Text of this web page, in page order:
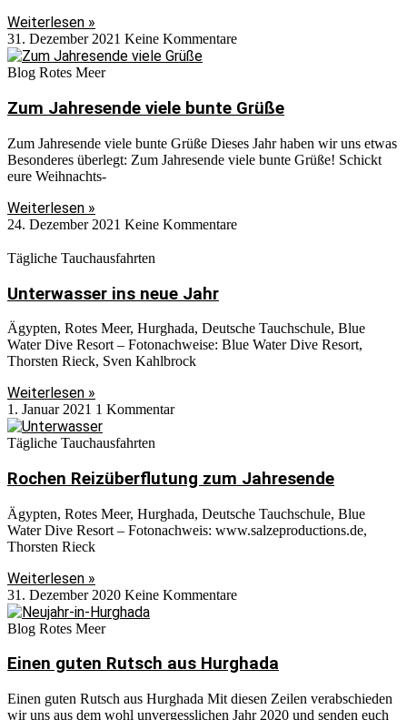
Weiterlesen »
31. Dezember 2021 Keine Kommentare
Blog Rotes Meer
Zum Jahresende viele bunte Grüße
Zum Jahresende viele bunte Grüße Dieses Jahr haben wir uns etwas
Besonderes überlegt: Zum Jahresende viele bunte Grüße! Schickt
eure Weihnachts-
Weiterlesen »
24. Dezember 2021 Keine Kommentare
Tägliche Tauchausfahrten
Unterwasser ins neue Jahr
Ägypten, Rotes Meer, Hurghada, Deutsche Tauchschule, Blue
Water Dive Resort – Fotonachweise: Blue Water Dive Resort,
Thorsten Rieck, Sven Kahlbrock
Weiterlesen »
1. Januar 2021 1 Kommentar
Tägliche Tauchausfahrten
Rochen Reizüberflutung zum Jahresende
Ägypten, Rotes Meer, Hurghada, Deutsche Tauchschule, Blue
Water Dive Resort – Fotonachweis: www.salzeproductions.de,
Thorsten Rieck
Weiterlesen »
31. Dezember 2020 Keine Kommentare
Blog Rotes Meer
Einen guten Rutsch aus Hurghada
Einen guten Rutsch aus Hurghada Mit diesen Zeilen verabschieden
wir uns aus dem wohl unvergesslichen Jahr 2020 und senden euch